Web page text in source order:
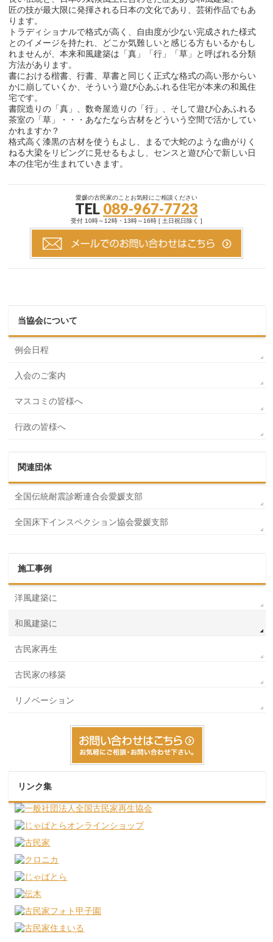
匠の技が最大限に発揮される日本の文化であり、芸術作品でもあ
ります。
トラディショナルで格式が高く、自由度が少ない完成された様式
とのイメージを持たれ、どこか気難しいと感じる方もいるかもし
れませんが、本来和風建築は「真」「行」「草」と呼ばれる分類
方法があります。
書における楷書、行書、草書と同じく正式な格式の高い形からい
かに崩していくか、そういう遊び心あふれる住宅が本来の和風住
宅です。
書院造りの「真」、数奇屋造りの「行」、そして遊び心あふれる
茶室の「草」・・・あなたなら古材をどういう空間で活かしてい
かれますか？
格式高く漆黒の古材を使うもよし、まるで大蛇のような曲がりく
ねる大梁をリビングに見せるもよし、センスと遊び心で新しい日
本の住宅が生まれていきます。
愛媛の古民家のことお気軽にご相談ください
TEL 089-967-7723
受付 10時～12時・13時～16時 [ 土日祝日除く ]
当協会について
例会日程
入会のご案内
マスコミの皆様へ
行政の皆様へ
関連団体
全国伝統耐震診断連合会愛媛支部
全国床下インスペクション協会愛媛支部
施工事例
洋風建築に
和風建築に
古民家再生
古民家の移築
リノベーション
リンク集